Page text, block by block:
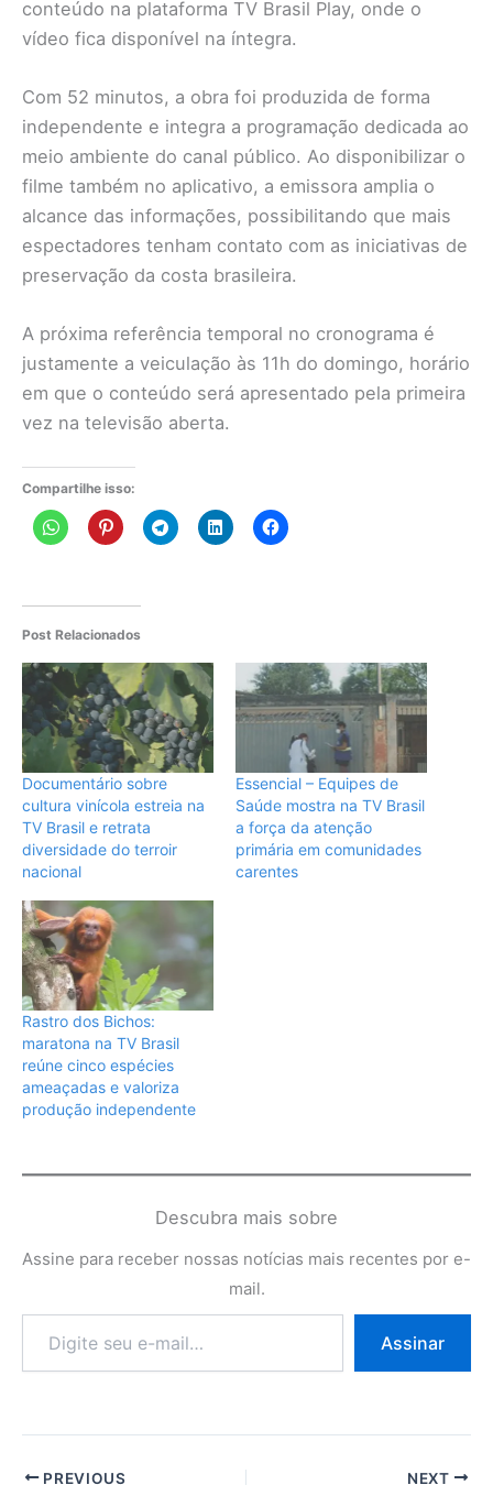
conteúdo na plataforma TV Brasil Play, onde o
vídeo fica disponível na íntegra.
Com 52 minutos, a obra foi produzida de forma
independente e integra a programação dedicada ao
meio ambiente do canal público. Ao disponibilizar o
filme também no aplicativo, a emissora amplia o
alcance das informações, possibilitando que mais
espectadores tenham contato com as iniciativas de
preservação da costa brasileira.
A próxima referência temporal no cronograma é
justamente a veiculação às 11h do domingo, horário
em que o conteúdo será apresentado pela primeira
vez na televisão aberta.
Compartilhe isso:
Post Relacionados
Documentário sobre
cultura vinícola estreia na
TV Brasil e retrata
diversidade do terroir
nacional
Essencial – Equipes de
Saúde mostra na TV Brasil
a força da atenção
primária em comunidades
carentes
Rastro dos Bichos:
maratona na TV Brasil
reúne cinco espécies
ameaçadas e valoriza
produção independente
Descubra mais sobre
Assine para receber nossas notícias mais recentes por e-
mail.
e-
Assinar
PREVIOUS NEXT